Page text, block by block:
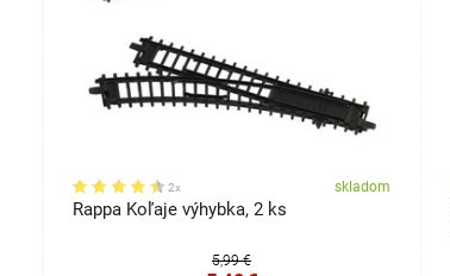
2x skladom
Rappa Koľaje výhybka, 2 ks
5,99 €